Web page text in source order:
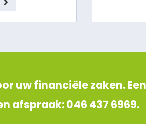
uw financiële zaken.
afspraak: 046 437 6969.